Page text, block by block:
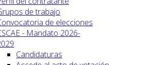
de trabajo
de elecciones
- Mandato 2026-
Candidaturas